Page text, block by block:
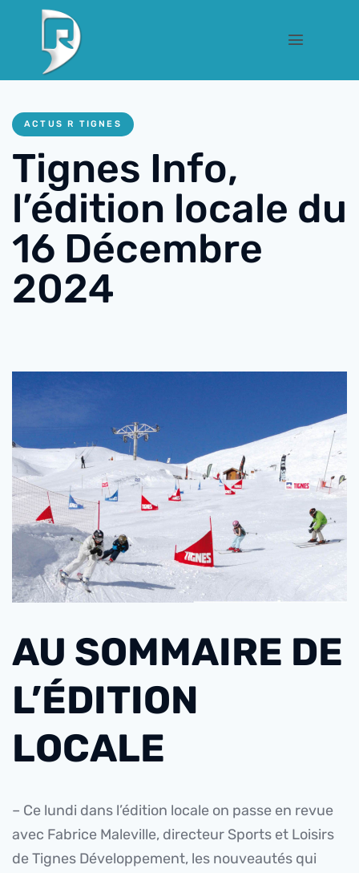
ACTUS R TIGNES
Tignes Info,
l’édition locale du
16 Décembre
2024
AU SOMMAIRE DE
L’ÉDITION
LOCALE
– Ce lundi dans l’édition locale on passe en revue
avec Fabrice Maleville, directeur Sports et Loisirs
de Tignes Développement, les nouveautés qui